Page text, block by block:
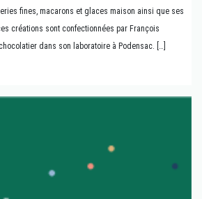
fines, macarons et glaces maison ainsi que ses
créations sont confectionnées par François
dans son laboratoire à Podensac. […]